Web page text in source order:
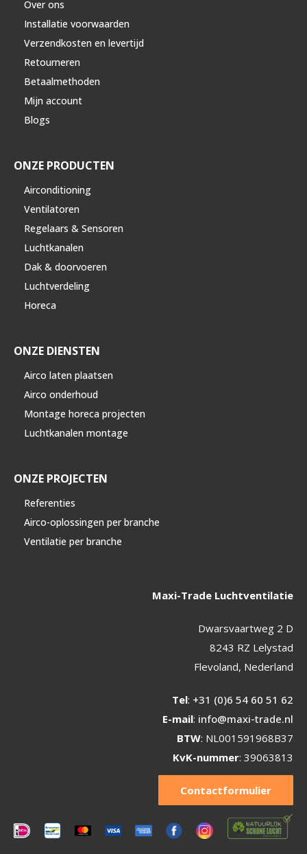
Over ons
Installatie voorwaarden
Verzendkosten en levertijd
Retourneren
Betaalmethoden
Mijn account
Blogs
ONZE PRODUCTEN
Airconditioning
Ventilatoren
Regelaars & Sensoren
Luchtkanalen
Dak & doorvoeren
Luchtverdeling
Horeca
ONZE DIENSTEN
Airco laten plaatsen
Airco onderhoud
Montage horeca projecten
Luchtkanalen montage
ONZE PROJECTEN
Referenties
Airco-oplossingen per branche
Ventilatie per branche
Maxi-Trade Luchtventilatie
Dwarsvaartweg 2 D
8243 RZ Lelystad
Flevoland, Nederland
Tel: +31 (0)6 54 60 51 62
E-mail: info@maxi-trade.nl
BTW: NL001591968B37
KvK-nummer: 39063813
Contactformulier